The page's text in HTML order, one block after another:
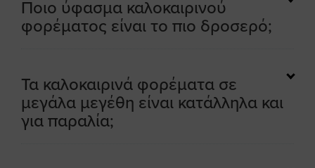
Ποιο ύφασμα καλοκαιρινού
φορέματος είναι το πιο δροσερό;
Τα καλοκαιρινά φορέματα σε
μεγάλα μεγέθη είναι κατάλληλα και
για παραλία;